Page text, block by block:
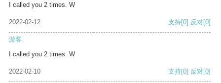
I called you 2 times. W
2022-02-12 支持[0] 反对[0]
游客
I called you 2 times. W
2022-02-10 支持[0] 反对[0]